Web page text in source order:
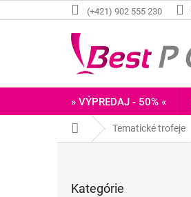
na
(+421) 902 555 230
» VÝPREDAJ - 50% «
DomovTematické trofeje
kategórie
Kategórie